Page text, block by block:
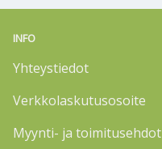
INFO
Yhteystiedot
Verkkolaskutusosoite
Myynti- ja toimitusehdot